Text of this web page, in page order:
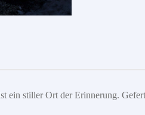
ein stiller Ort der Erinnerung.